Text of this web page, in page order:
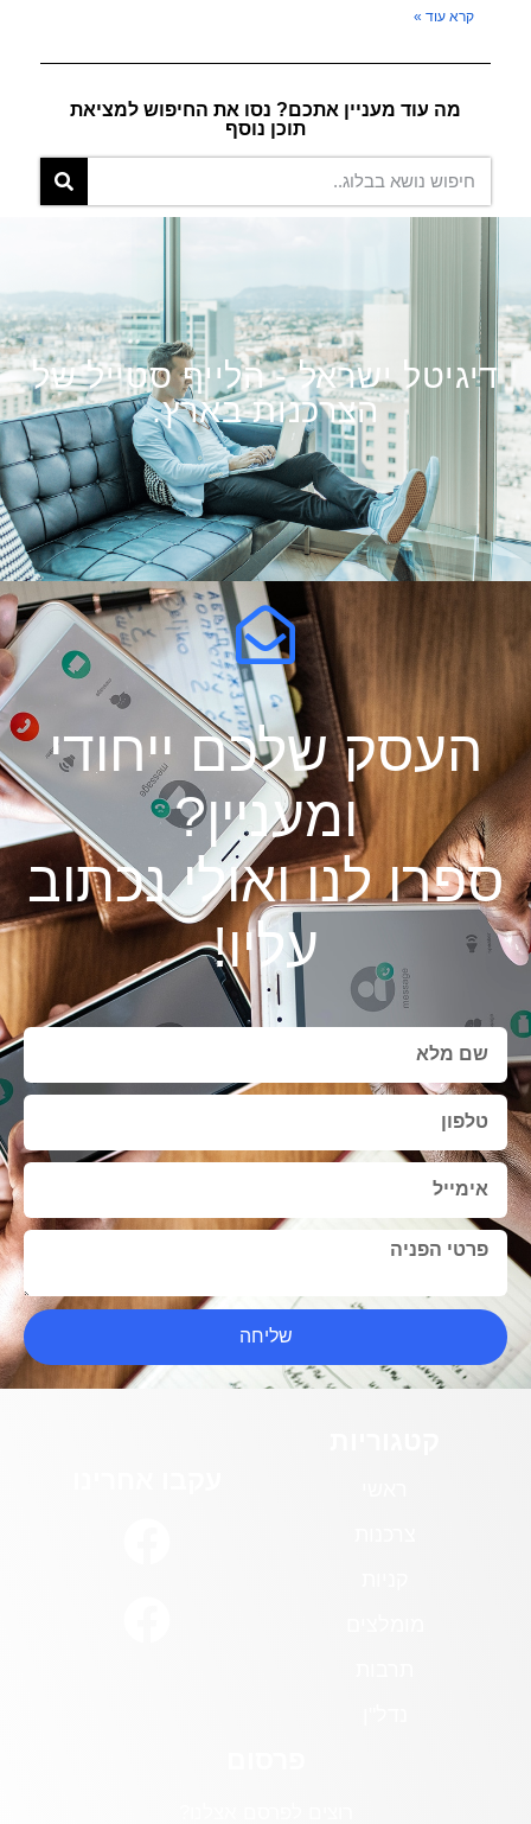
קרא עוד »
מה עוד מעניין אתכם? נסו את החיפוש למציאת
תוכן נוסף
דיגיטל ישראל - הלייף סטייל של
הצרכנות בארץ.
העסק שלכם ייחודי
ומעניין?
ספרו לנו ואולי נכתוב
עליו!
שליחה